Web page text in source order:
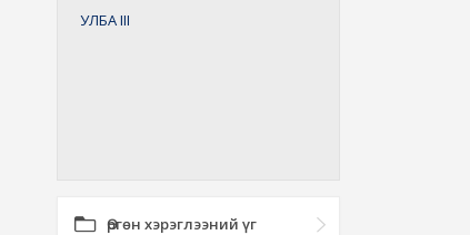
УЛБАIII
Өргөн хэрэглээний үг